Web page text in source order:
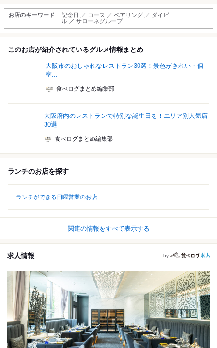
お店のキーワード
記念日 ／ コース ／ ペアリング ／ ダイビ
ル ／ サローネグループ
このお店が紹介されているグルメ情報まとめ
大阪市のおしゃれなレストラン30選！景色がきれい・個
室...
食べログまとめ編集部
大阪府内のレストランで特別な誕生日を！エリア別人気店
30選
食べログまとめ編集部
ランチのお店を探す
ランチができる日曜営業のお店
関連の情報をすべて表示する
求人情報 by